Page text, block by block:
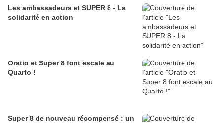
Les ambassadeurs et SUPER 8 - La
solidarité en action
Oratio et Super 8 font escale au
Quarto !
Super 8 de nouveau récompensé : un